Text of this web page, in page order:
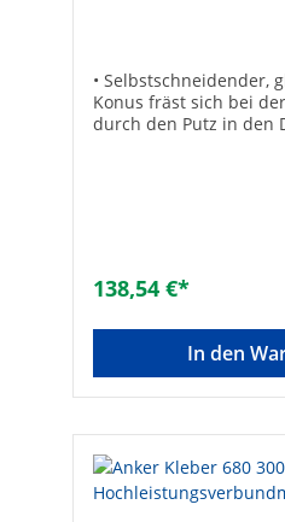
• Selbstschneidender,
Konus fräst sich bei
durch den Putz in den
Verankerung im
Nutzlängen von 80 -
für:• Beton• Mauerziegel
Kalksandvollstein•
Leichtbeton •
Kalksandlochstein •
Hersteller Art-Nr.:
M10SW [mm]:
12Nutzlänge [mm]:
138,54 €*
In den